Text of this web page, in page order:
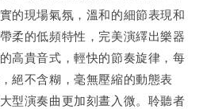
的現場氣氛，溫和的細節表現和
柔的低頻特性，完美演繹出樂器
高貴音式，輕快的節奏旋律，每
絕不含糊，毫無壓縮的動態表
型演奏曲更加刻晝入微。聆聽者